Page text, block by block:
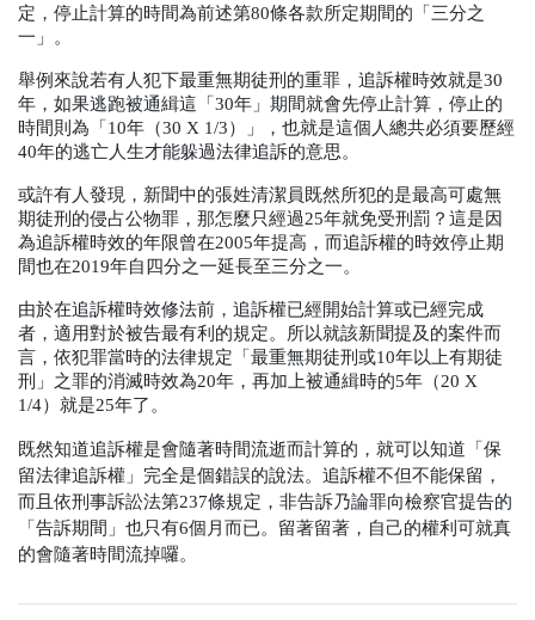
定，停止計算的時間為前述第80條各款所定期間的「三分之
一」。
舉例來說若有人犯下最重無期徒刑的重罪，追訴權時效就是30
年，如果逃跑被通緝這「 30年」期間就會先停止計算，停止的
時間則為「 10年（30 X 1/3）」，也就是這個人總共必須要歷經
40年的逃亡人生才能躲過法律追訴的意思。
或許有人發現，新聞中的張姓清潔員既然所犯的是最高可處無
期徒刑的侵占公物罪，那怎麼只經過25年就免受刑罰？這是因
為追訴權時效的年限曾在2005年提高，而追訴權的時效停止期
間也在2019年自四分之一延長至三分之一。
由於在追訴權時效修法前，追訴權已經開始計算或已經完成
者，適用對於被告最有利的規定。所以就該新聞提及的案件而
言，依犯罪當時的法律規定「最重無期徒刑或10年以上有期徒
刑」之罪的消滅時效為20年，再加上被通緝時的5年（20 X
1/4）就是25年了。
既然知道追訴權是會隨著時間流逝而計算的，就可以知道「保
留法律追訴權」完全是個錯誤的說法。追訴權不但不能保留，
而且依刑事訴訟法第237條規定，非告訴乃論罪向檢察官提告的
「告訴期間」也只有6個月而已。留著留著，自己的權利可就真
的會隨著時間流掉囉。